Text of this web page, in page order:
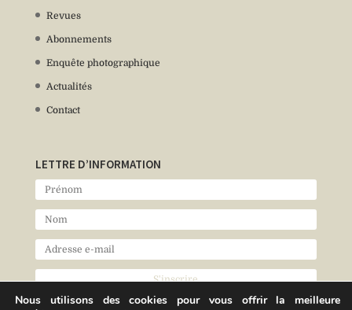
Revues
Abonnements
Enquête photographique
Actualités
Contact
LETTRE D’INFORMATION
Nous utilisons des cookies pour vous offrir la meilleure